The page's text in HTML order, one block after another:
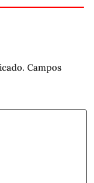
Campos